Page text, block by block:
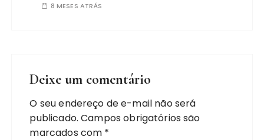
8 MESES ATRÁS
Deixe um comentário
O seu endereço de e-mail não será
publicado. Campos obrigatórios são
marcados com *